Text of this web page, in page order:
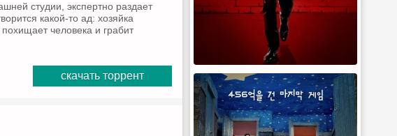
студии, экспертно раздает
какой-то ад: хозяйка
человека и грабит
скачать торрент